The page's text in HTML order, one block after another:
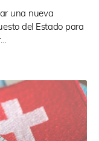
una nueva
del Estado para